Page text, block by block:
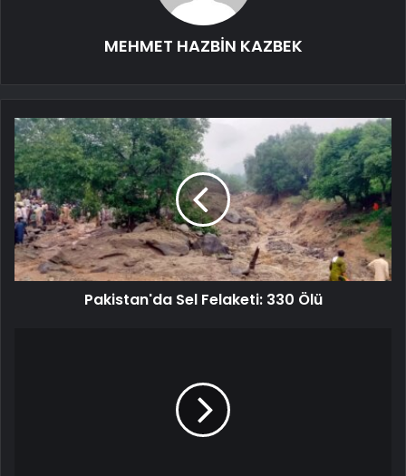
MEHMET HAZBİN KAZBEK
Pakistan'da Sel Felaketi: 330 Ölü